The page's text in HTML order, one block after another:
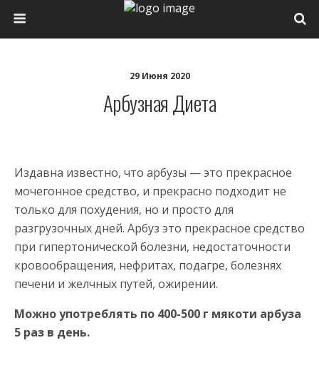
29 Июня 2020
Арбузная Диета
Издавна известно, что арбузы — это прекрасное
мочегонное средство, и прекрасно подходит не
только для похудения, но и просто для
разгрузочных дней. Арбуз это прекрасное средство
при гипертонической болезни, недостаточности
кровообращения, нефритах, подагре, болезнях
печени и желчных путей, ожирении.
Можно употреблять по 400-500 г мякоти арбуза
5 раз в день.